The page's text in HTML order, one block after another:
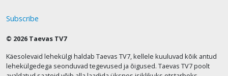
Subscribe
© 2026 Taevas TV7
Käesolevaid lehekülgi haldab Taevas TV7, kellele kuuluvad kõik antud
lehekülgedega seonduvad tegevused ja õigused. Taevas TV7 poolt